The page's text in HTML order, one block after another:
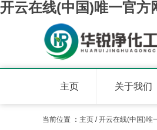
开云在线(中国)唯一官方
主页 关于我们
当前位置 ： 主页 /开云在线(中国)唯